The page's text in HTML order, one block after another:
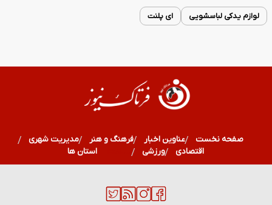
لوازم یدکی لباسشویی ای پلنت
صفحه نخست عناوین اخبار فرهنگ و هنر
مدیریت شهری
اقتصادی
ورزشی سلامت استان ها